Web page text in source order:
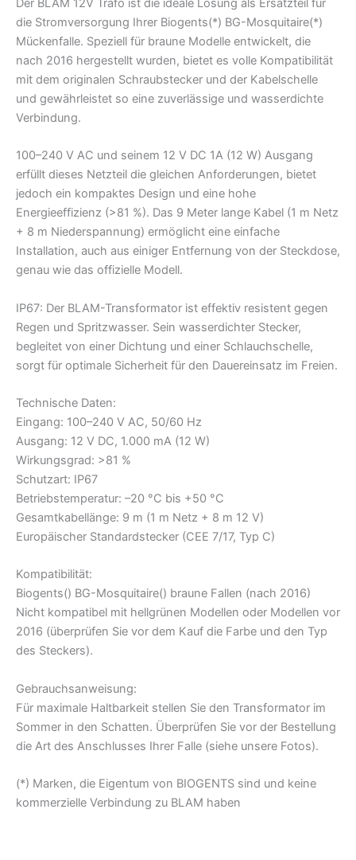
Der BLAM 12V Trafo ist die ideale Lösung als Ersatzteil für
die Stromversorgung Ihrer Biogents(*) BG-Mosquitaire(*)
Mückenfalle. Speziell für braune Modelle entwickelt, die
nach 2016 hergestellt wurden, bietet es volle Kompatibilität
mit dem originalen Schraubstecker und der Kabelschelle
und gewährleistet so eine zuverlässige und wasserdichte
Verbindung.
100–240 V AC und seinem 12 V DC 1A (12 W) Ausgang
erfüllt dieses Netzteil die gleichen Anforderungen, bietet
jedoch ein kompaktes Design und eine hohe
Energieeffizienz (>81 %). Das 9 Meter lange Kabel (1 m Netz
+ 8 m Niederspannung) ermöglicht eine einfache
Installation, auch aus einiger Entfernung von der Steckdose,
genau wie das offizielle Modell.
IP67: Der BLAM-Transformator ist effektiv resistent gegen
Regen und Spritzwasser. Sein wasserdichter Stecker,
begleitet von einer Dichtung und einer Schlauchschelle,
sorgt für optimale Sicherheit für den Dauereinsatz im Freien.
Technische Daten:
Eingang: 100–240 V AC, 50/60 Hz
Ausgang: 12 V DC, 1.000 mA (12 W)
Wirkungsgrad: >81 %
Schutzart: IP67
Betriebstemperatur: –20 °C bis +50 °C
Gesamtkabellänge: 9 m (1 m Netz + 8 m 12 V)
Europäischer Standardstecker (CEE 7/17, Typ C)
Kompatibilität:
Biogents() BG-Mosquitaire() braune Fallen (nach 2016)
Nicht kompatibel mit hellgrünen Modellen oder Modellen vor
2016 (überprüfen Sie vor dem Kauf die Farbe und den Typ
des Steckers).
Gebrauchsanweisung:
Für maximale Haltbarkeit stellen Sie den Transformator im
Sommer in den Schatten. Überprüfen Sie vor der Bestellung
die Art des Anschlusses Ihrer Falle (siehe unsere Fotos).
(*) Marken, die Eigentum von BIOGENTS sind und keine
kommerzielle Verbindung zu BLAM haben